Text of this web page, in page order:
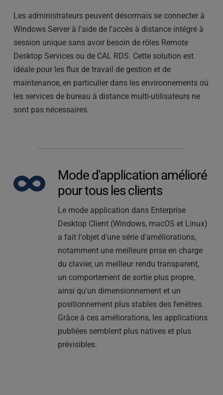
Les administrateurs peuvent désormais se connecter à
Windows Server à l'aide de l'accès à distance intégré à
session unique sans avoir besoin de rôles Remote
Desktop Services ou de CAL RDS. Cette solution est
idéale pour les flux de travail de gestion et de
maintenance, en particulier dans les environnements où
les services de bureau à distance multi-utilisateurs ne
sont pas nécessaires.
Mode d'application amélioré
pour tous les clients
Le mode application dans Enterprise
Desktop Client (Windows, macOS et Linux)
a fait l'objet d'une série d'améliorations,
notamment une meilleure prise en charge
du clavier, un meilleur rendu transparent,
un comportement de sortie plus propre,
ainsi qu'un dimensionnement et un
positionnement plus stables des fenêtres.
Grâce à ces améliorations, les applications
publiées semblent plus natives et plus
prévisibles.